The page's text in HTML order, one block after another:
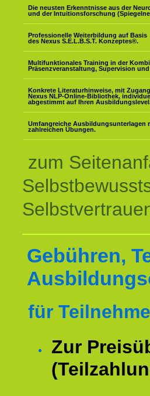
Die neusten Erkenntnisse aus der
und der Intuitionsforschung
Professionelle Weiterbildung auf Basis
des Nexus S.E.L.B.S.T. Konzeptes®.
Multifunktionales Training in der
Präsenzveranstaltung, Supervision
Konkrete Literaturhinweise, mit
Nexus NLP-Online-Bibliothek,
abgestimmt auf Ihren
Umfangreiche Ausbildungsunterlagen
zahlreichen Übungen.
zum
Gebühren,
für
Zur